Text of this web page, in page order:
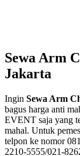
Sewa Arm
Jakarta
Ingin Sewa Arm
bagus harga anti
EVENT saja yang
mahal. Untuk
telpon ke nomor
2210-5555/021-